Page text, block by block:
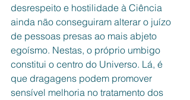
desrespeito e hostilidade à Ciência
ainda não conseguiram alterar o juízo
de pessoas presas ao mais abjeto
egoísmo. Nestas, o próprio umbigo
constitui o centro do Universo. Lá, é
que dragagens podem promover
sensível melhoria no tratamento dos